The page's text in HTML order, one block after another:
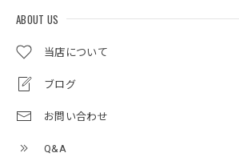
ABOUT US
当店について
ブログ
お問い合わせ
Q&A